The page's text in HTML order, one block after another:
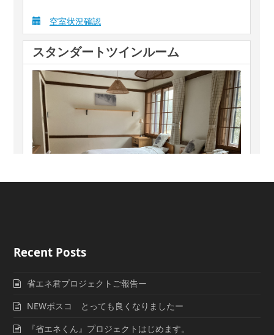
Recent Posts
省エネ君プロジェクトご報告ー
NEWボスコ とっても良くなりましたー
『省エネくん』プロジェクトはじめます。